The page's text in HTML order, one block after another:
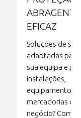
EFICAZ
Soluções de
adaptadas para
sua equipa e
instalações,
equipamento,
mercadorias do
negócio? Com o